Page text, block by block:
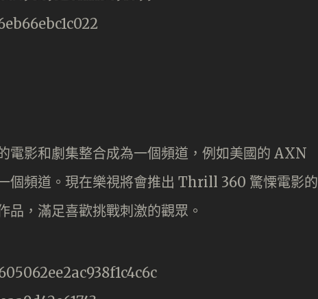
電影和劇集整合成為一個頻道，例如美國的 AXN
個頻道。現在樂視將會推出 Thrill 360 驚慄電影的
品，滿足喜歡挑戰刺激的觀眾。